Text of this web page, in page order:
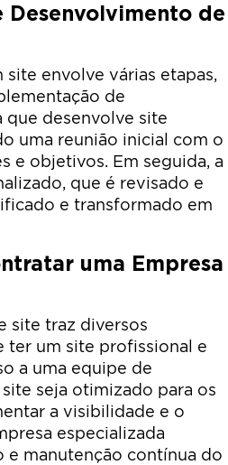
Desenvolvimento de
envolve várias etapas,
de
que desenvolve site
uma reunião inicial com o
e objetivos. Em seguida, a
que é revisado e
e transformado em
uma Empresa
site traz diversos
ter um site profissional e
a uma equipe de
seja otimizado para os
a visibilidade e o
especializada
manutenção contínua do